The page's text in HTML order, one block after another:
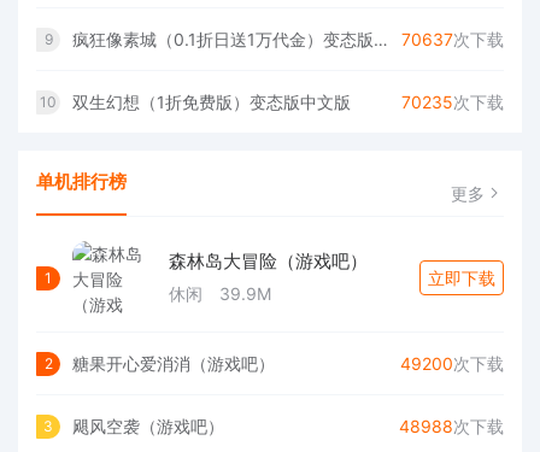
9 疯狂像素城（0.1折日送1万代金）变态版安卓版 70637次下载
10 双生幻想（1折免费版）变态版中文版 70235次下载
单机排行榜 更多
1
森林岛大冒险（游戏吧）
休闲 39.9M
立即下载
2 糖果开心爱消消（游戏吧） 49200次下载
3 飓风空袭（游戏吧） 48988次下载